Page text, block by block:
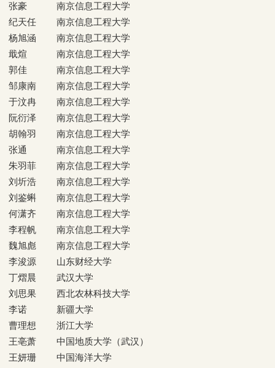
张豪
南京信息工程大学
纪天任
南京信息工程大学
杨旭涵
南京信息工程大学
戢煊
南京信息工程大学
郭佳
南京信息工程大学
邹康南
南京信息工程大学
于汶冉
南京信息工程大学
阮衍泽
南京信息工程大学
胡翰羽
南京信息工程大学
张通
南京信息工程大学
朱羽菲
南京信息工程大学
刘圻浩
南京信息工程大学
刘鉴蝌
南京信息工程大学
何潇齐
南京信息工程大学
李程帆
南京信息工程大学
魏旭彪
南京信息工程大学
李浚源
山东财经大学
丁熠晨
武汉大学
刘思果
西北农林科技大学
李诺
新疆大学
曹理想
浙江大学
王亳萧
中国地质大学（武汉）
王妍珊
中国海洋大学